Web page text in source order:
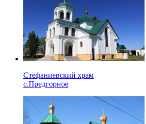
Стефаниевский храм
с.Предгорное